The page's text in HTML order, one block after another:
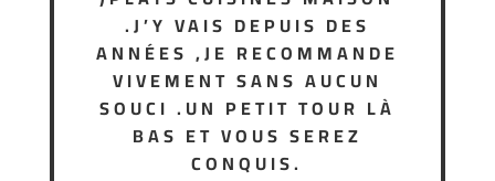
.J’Y VAIS DEPUIS DES
ANNÉES ,JE RECOMMANDE
VIVEMENT SANS AUCUN
SOUCI .UN PETIT TOUR LÀ
BAS ET VOUS SEREZ
CONQUIS.